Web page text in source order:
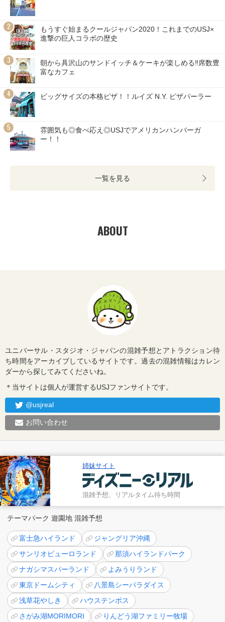
もうすぐ始まるクールジャパン2020！これまでのUSJ×
進撃の巨人コラボの歴史
朝から具沢山のサンドイッチ＆ケーキが楽しめる‼席数豊
富なカフェ
ビッグサイズの本格ピザ！！ルイズ N.Y. ピザパーラー
雰囲気も◎食べ応え◎USJでアメリカンハンバーガ
ー！！
一覧を見る
ABOUT
ユニバーサル・スタジオ・ジャパンの混雑予想とアトラクション待
ち時間をアーカイブしているサイトです。過去の混雑情報はカレン
ダーから探してみてくださいね。
＊当サイトは個人が運営するUSJファンサイトです。
@usjreal
お問い合わせ
姉妹サイト
混雑予想、リアルタイム待ち時間
テーマパーク 遊園地 混雑予想
富士急ハイランド
ジャングリア沖縄
サンリオピューロランド
那須ハイランドパーク
ナガシマスパーランド
よみうりランド
東京ドームシティ
八景島シーパラダイス
浅草花やしき
ハウステンボス
さがみ湖MORIMORI
りんどう湖ファミリー牧場